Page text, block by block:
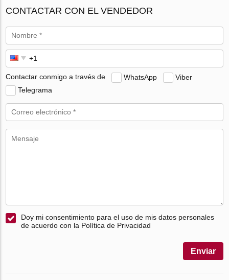
CONTACTAR CON EL VENDEDOR
Contactar conmigo a través de WhatsApp
Viber
Telegrama
Doy mi consentimiento para el uso de mis datos personales
de acuerdo con la Política de Privacidad
Enviar